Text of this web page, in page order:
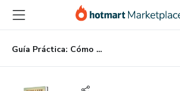
principal
página
de
página
Guía Práctica: Cómo Leer la Biblia en 90 Días